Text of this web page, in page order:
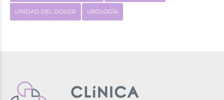
UNIDAD DEL DOLOR UROLOGÍA